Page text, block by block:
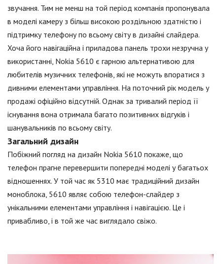
звучання. Тим не менш на той період компанія пропонувала
в моделі камеру з більш високою роздільною здатністю і
підтримку телефону по всьому світу в дизайні слайдера.
Хоча його навігаційна і приладова панель трохи незручна у
використанні, Nokia 5610 є гарною альтернативою для
любителів музичних телефонів, які не можуть впоратися з
дивними елементами управління. На поточний рік модель у
продажі офіційно відсутній. Однак за тривалий період її
існування вона отримала багато позитивних відгуків і
шанувальників по всьому світу.
Загальний дизайн
Побіжний погляд на дизайн Nokia 5610 покаже, що
телефон прагне перевершити попередні моделі у багатьох
відношеннях. У той час як 5310 має традиційний дизайн
моноблока, 5610 являє собою телефон-слайдер з
унікальними елементами управління і навігацією. Це і
привабливо, і в той же час виглядало свіжо.